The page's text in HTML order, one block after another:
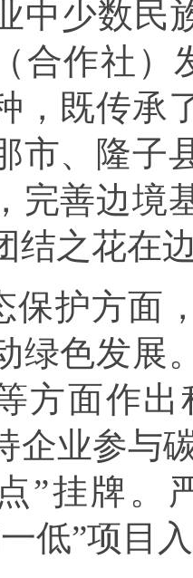
中少数民
合作社）
，既传承
市、隆子
完善边境
结之花在
保护方面
绿色发展
方面作
企业参与
”挂牌。
低”项目